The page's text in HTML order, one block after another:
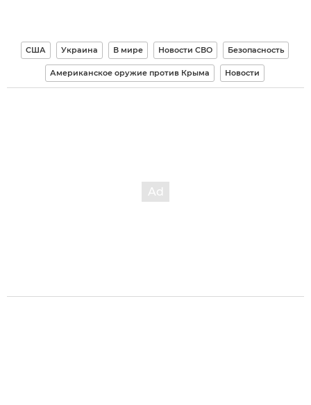
США Украина В мире Новости СВО Безопасность
Американское оружие против Крыма Новости